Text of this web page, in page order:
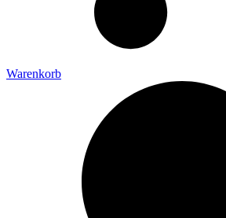
Warenkorb